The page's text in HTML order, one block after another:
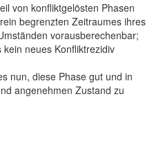
von konfliktgelösten Phasen
begrenzten Zeitraumes ihres
vorausberechenbar;
neues Konfliktrezidiv
nun, diese Phase gut und in
angenehmen Zustand zu